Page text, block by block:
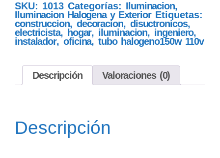
SKU: 1013 Categorías: Iluminacion,
Iluminacion Halogena y Exterior Etiquetas:
construccion, decoracion, disuctronicos,
electricista, hogar, iluminacion, ingeniero,
instalador, oficina,tubo halogeno150w 110v
Descripción Valoraciones (0)
Descripción